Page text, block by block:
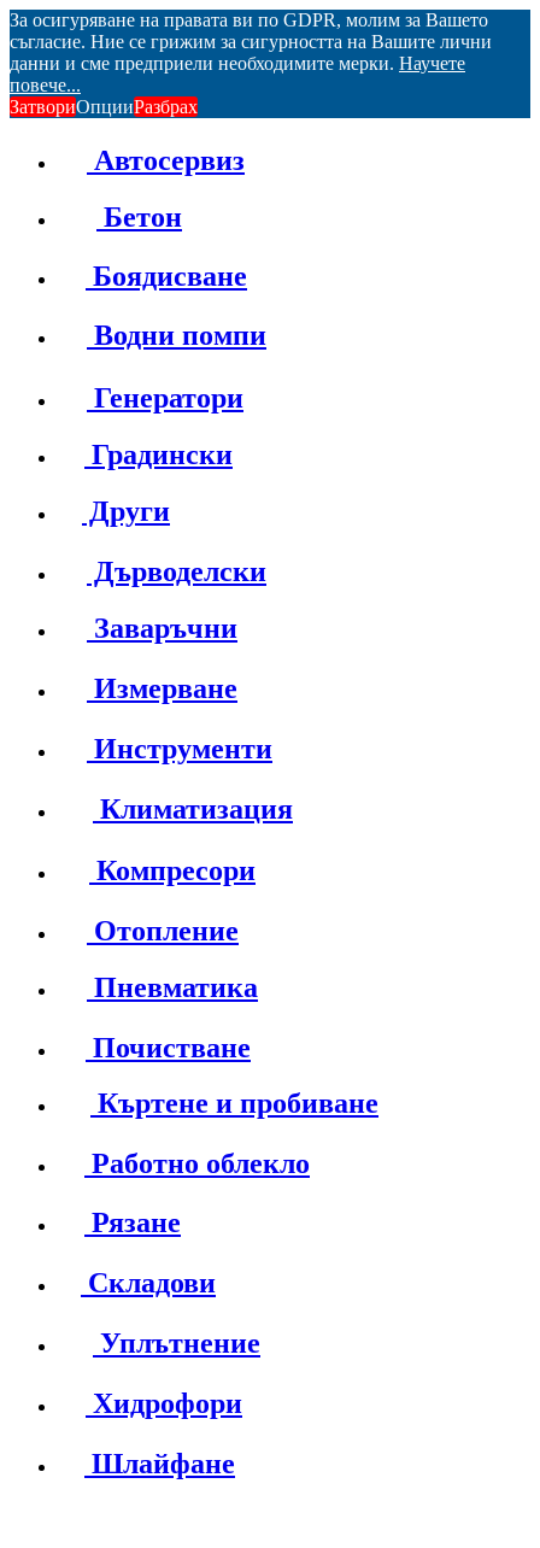
За осигуряване на правата ви по GDPR, молим за Вашето
съгласие. Ние се грижим за сигурността на Вашите лични
данни и сме предприели необходимите мерки. Научете
повече...
ЗатвориОпцииРазбрах
Автосервиз
Бетон
Боядисване
Водни помпи
Генератори
Градински
Други
Дърводелски
Заваръчни
Измерване
Инструменти
Климатизация
Компресори
Отопление
Пневматика
Почистване
Къртене и пробиване
Работно облекло
Рязане
Складови
Уплътнение
Хидрофори
Шлайфане